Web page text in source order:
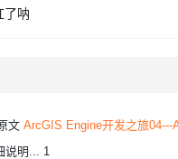
了呐
文 ArcGIS Engine开发之旅04---
说明... 1